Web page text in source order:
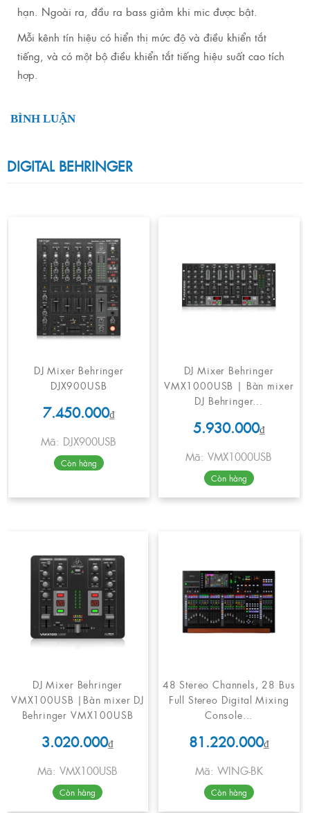
hạn. Ngoài ra, đầu ra bass giảm khi mic được bật.
Mỗi kênh tín hiệu có hiển thị mức độ và điều khiển tắt
tiếng, và có một bộ điều khiển tắt tiếng hiệu suất cao tích
hợp.
BÌNH LUẬN
DIGITAL BEHRINGER
DJ Mixer Behringer
DJX900USB
7.450.000₫
Mã: DJX900USB
Còn hàng
DJ Mixer Behringer
VMX1000USB | Bàn mixer
DJ Behringer...
5.930.000₫
Mã: VMX1000USB
Còn hàng
DJ Mixer Behringer
VMX100USB |Bàn mixer DJ
Behringer VMX100USB
3.020.000₫
Mã: VMX100USB
Còn hàng
48 Stereo Channels, 28 Bus
Full Stereo Digital Mixing
Console...
81.220.000₫
Mã: WING-BK
Còn hàng